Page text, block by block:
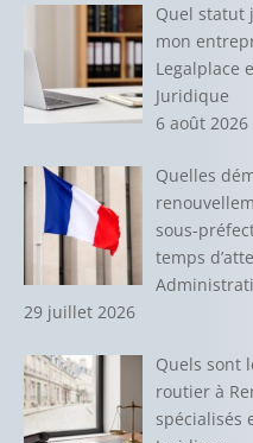
Quel statut
mon
Legalplace
Juridique
6 août 2026
Quelles
sous-
temps
29 juillet 2026
Quels sont
routier à
spécialisés